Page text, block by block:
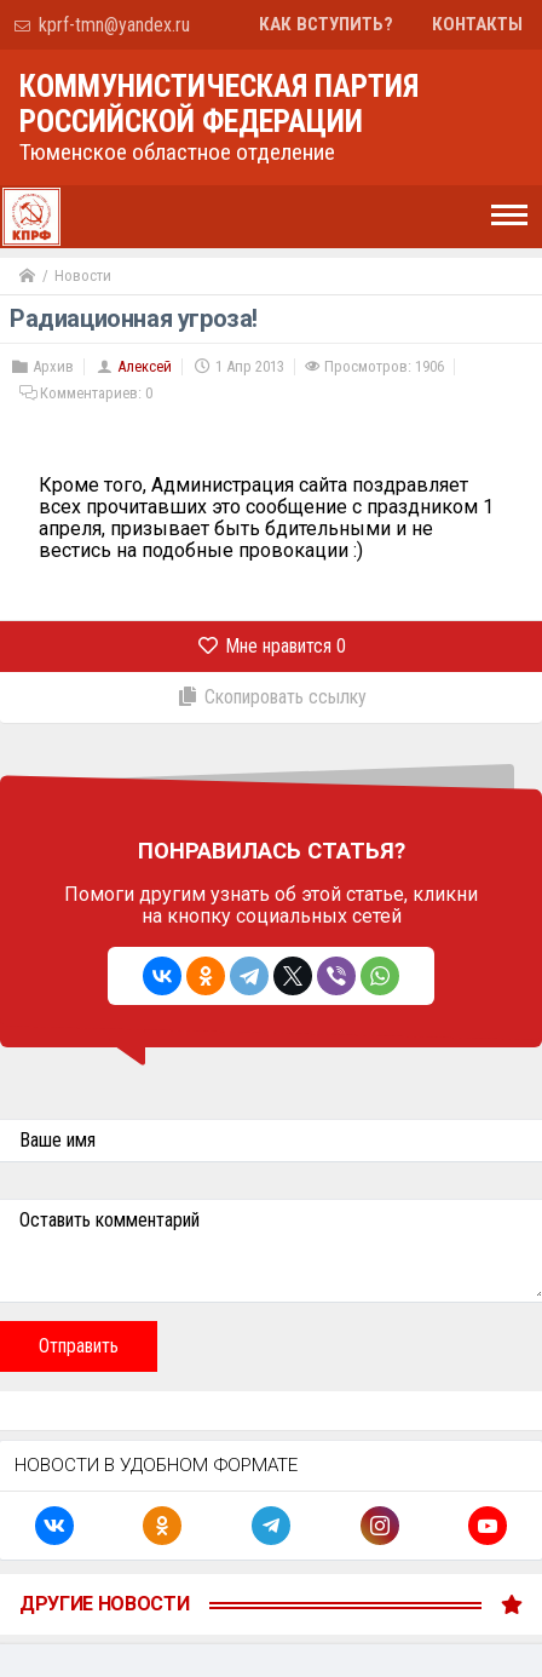
kprf-tmn@yandex.ru КАК ВСТУПИТЬ? КОНТАКТЫ
КОММУНИСТИЧЕСКАЯ ПАРТИЯ
РОССИЙСКОЙ ФЕДЕРАЦИИ
Тюменское областное отделение
Новости
Радиационная угроза!
Архив Алексей 1 Апр 2013
Просмотров: 1906
Комментариев: 0
Кроме того, Администрация сайта поздравляет
всех прочитавших это сообщение с праздником 1
апреля, призывает быть бдительными и не
вестись на подобные провокации :)
Мне нравится 0
Скопировать ссылку
ПОНРАВИЛАСЬ СТАТЬЯ?
Помоги другим узнать об этой статье, кликни
на кнопку социальных сетей
Ваше имя
Оставить комментарий
Отправить
НОВОСТИ В УДОБНОМ ФОРМАТЕ
ДРУГИЕ НОВОСТИ